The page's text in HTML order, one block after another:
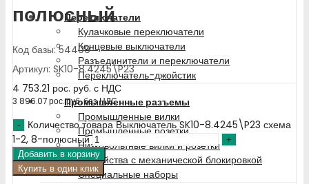
Переключатели
Кулачковые переключатели
Концевые выключатели
Разъединители и переключатели
Переключатель-джойстик
Промышленные разъемы
Промышленные вилки
Промышленные розетки
Низковольтные вилки и розетки
Устройства с механической блокировкой
Специальные наборы
полюсный
Код базы: 54409
Артикул: SK10-8.4245\P23
4 753.21 рос. руб. с НДС
3 896.07рос. руб.без НДС
Количество товара Выключатель SK10-8.4245\P23 схема
1-2, 8-полюсный
Добавить в корзину
Купить в один клик